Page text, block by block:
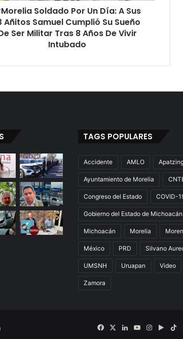
Soldado Por Un Día: A Sus
Añitos Samuel Cumplió Su Sueño
Ser Militar Tras 8 Años De Vivir
Intubado
TAGS POPULARES
Accidente AMLO
Ayuntamiento de Morelia
Congreso del Estado COVID-
Gobierno del Estado de Michoacán
Michoacán Morelia
México PRD Silvano
UMSNH Uruapan Video
Zamora
Facebook
X LinkedInYouTubeInstagram